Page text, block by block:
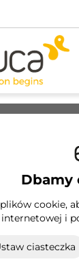
Dbamy
cookie,
internetowej i
ciasteczka
Convex
firmy
design i
z opcjami